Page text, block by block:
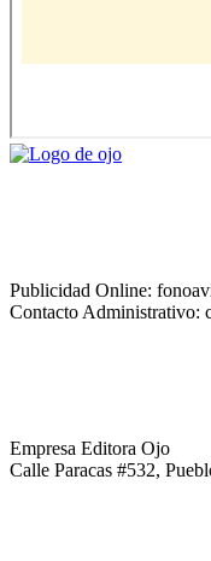
Publicidad Online:
Contacto Administrativo:
Empresa Editora Ojo
Calle Paracas #532,